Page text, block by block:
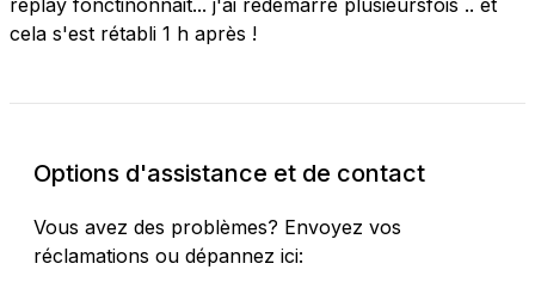
cela s'est rétabli 1 h après !
Options d'assistance et de contact
Vous avez des problèmes? Envoyez vos
réclamations ou dépannez ici: